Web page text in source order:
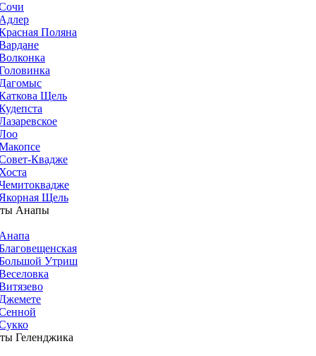
Поляна
Щель
Квадже
Щель
Анапы
Утриш
Геленджика